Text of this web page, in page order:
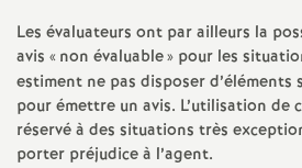
Les évaluateurs ont par ailleurs la
avis «non évaluable» pour les
estiment ne pas disposer d’éléments
pour émettre un avis. L’utilisation de
réservé à des situations très
porter préjudice à l’agent.